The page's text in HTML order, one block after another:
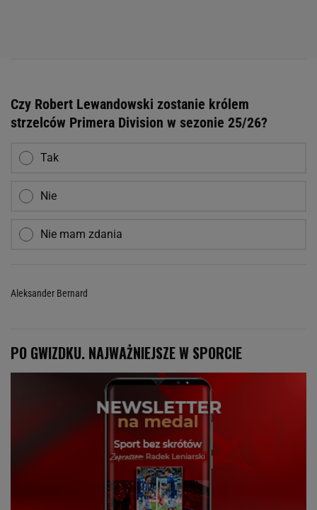
Czy Robert Lewandowski zostanie królem
strzelców Primera Division w sezonie 25/26?
Tak
Nie
Nie mam zdania
Aleksander Bernard